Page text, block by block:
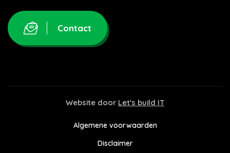
Contact
Website door Let's build IT
Algemene voorwaarden
Disclaimer